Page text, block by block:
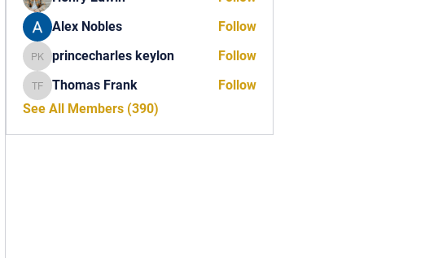
Alex Nobles
Follow
princecharles keylon
princecharles keylon Follow
Thomas Frank
Thomas Frank
Follow
See All Members (390)